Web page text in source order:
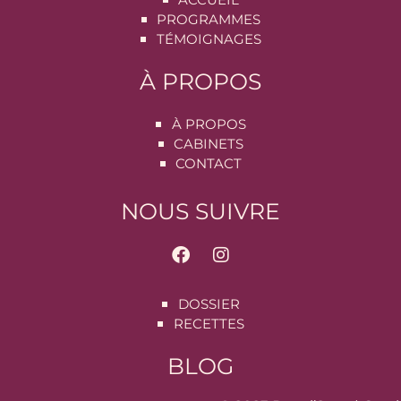
PROGRAMMES
TÉMOIGNAGES
À PROPOS
À PROPOS
CABINETS
CONTACT
NOUS SUIVRE
DOSSIER
RECETTES
BLOG